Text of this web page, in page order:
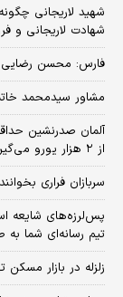
شهید لاریجانی
شهادت لاریجانی و
فارس: محسن رضایی
مشاور سیدمحمد
آلمان صدرنشین
از ۲ هزار یورو می‌گیرند
سربازان فراری
پس‌لرزه‌های شایعه
تیم رسانه‌ای شما به
زلزله در بازار مسکن تهران/ قیمت‌ها ۲